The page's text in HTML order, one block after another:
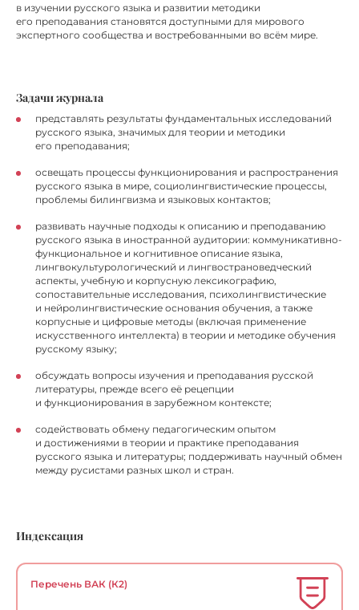
в изучении русского языка и развитии методики
его преподавания становятся доступными для мирового
экспертного сообщества и востребованными во всём мире.
Задачи журнала
представлять результаты фундаментальных исследований
русского языка, значимых для теории и методики
его преподавания;
освещать процессы функционирования и распространения
русского языка в мире, социолингвистические процессы,
проблемы билингвизма и языковых контактов;
развивать научные подходы к описанию и преподаванию
русского языка в иностранной аудитории: коммуникативно-
функциональное и когнитивное описание языка,
лингвокультурологический и лингвострановедческий
аспекты, учебную и корпусную лексикографию,
сопоставительные исследования, психолингвистические
и нейролингвистические основания обучения, а также
корпусные и цифровые методы (включая применение
искусственного интеллекта) в теории и методике обучения
русскому языку;
обсуждать вопросы изучения и преподавания русской
литературы, прежде всего её рецепции
и функционирования в зарубежном контексте;
содействовать обмену педагогическим опытом
и достижениями в теории и практике преподавания
русского языка и литературы; поддерживать научный обмен
между русистами разных школ и стран.
Индексация
Перечень ВАК (К2)